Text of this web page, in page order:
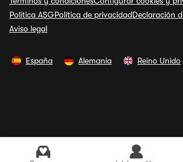
Ver últimos precios
Política ASGPolítica de privacidadDeclaración
Aviso legal
España Alemania Reino Unido